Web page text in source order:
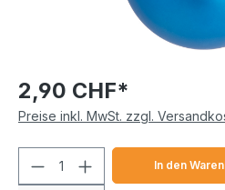
2,90 CHF*
Preise inkl. MwSt. zzgl.
Produkt Anzahl:
In den